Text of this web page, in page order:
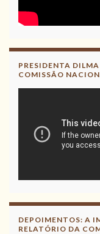
PRESIDENTA
COMISSÃO
DEPOIMENTOS: A
RELATÓRIO DA